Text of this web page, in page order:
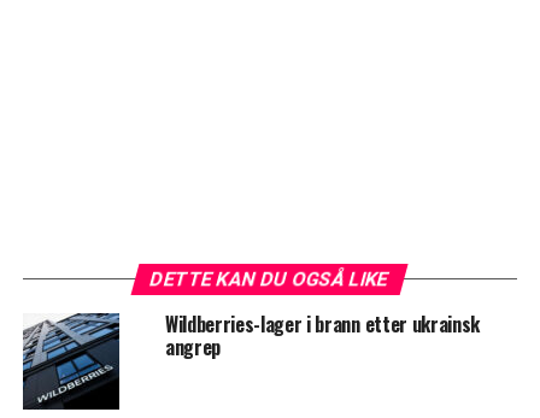
DETTE KAN DU OGSÅ LIKE
Wildberries-lager i brann etter ukrainsk
angrep